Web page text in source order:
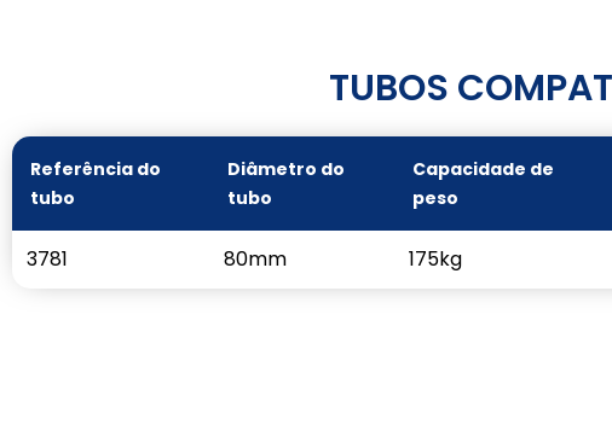
TUBOS
Referência do
tubo
Diâmetro do
tubo
Capacidade de
peso
3781 80mm 175kg